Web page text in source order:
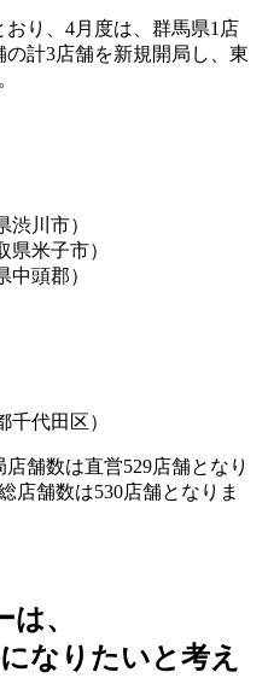
り、4月度は、群馬県1店
計3店舗を新規開局し、東
渋川市）
県米子市）
中頭郡）
代田区）
舗数は直営529店舗となり
店舗数は530店舗となりま
、
なりたいと考え